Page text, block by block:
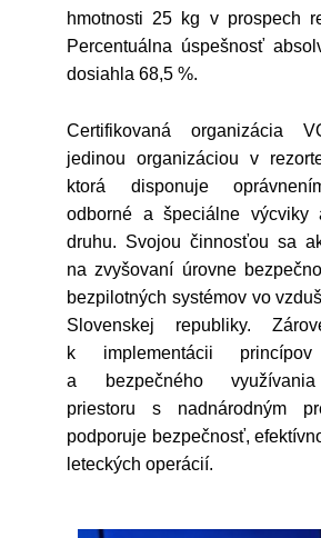
hmotnosti 25 kg v prospech
Percentuálna úspešnosť
dosiahla 68,5 %.
Certifikovaná organizácia
jedinou organizáciou v
ktorá disponuje
odborné a špeciálne výcviky
druhu. Svojou činnosťou sa
na zvyšovaní úrovne
bezpilotných systémov vo
Slovenskej republiky.
k implementácii princípov
a bezpečného
priestoru s nadnárodným
podporuje bezpečnosť,
leteckých operácií.